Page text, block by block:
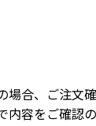
場合、ご注文
内容をご確認